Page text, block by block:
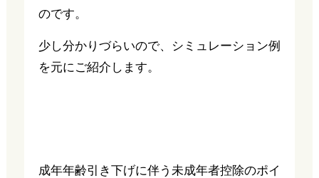
のです。
少し分かりづらいので、シミュレーション例
を元にご紹介します。
成年年齢引き下げに伴う未成年者控除のポイ